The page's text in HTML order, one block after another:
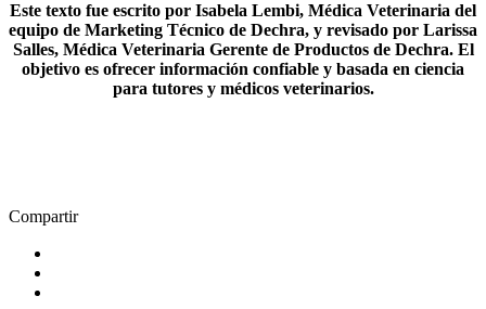
Este texto fue escrito por Isabela Lembi, Médica Veterinaria del
equipo de Marketing Técnico de Dechra, y revisado por Larissa
Salles, Médica Veterinaria Gerente de Productos de Dechra. El
objetivo es ofrecer información confiable y basada en ciencia
para tutores y médicos veterinarios.
Compartir